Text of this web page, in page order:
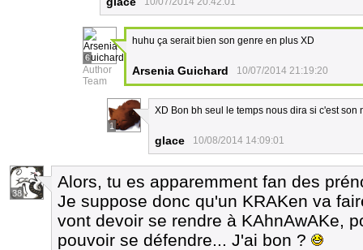
6
Author
Team
huhu ça serait bien son genre en plus XD
Arsenia Guichard 10/07/2014 21:19:20
1
XD Bon bh seul le temps nous dira si c'est son
glace 10/08/2014 14:09:01
38
Alors, tu es apparemment fan des
Je suppose donc qu'un KRAKen va
vont devoir se rendre à KAhnAwAKe,
pouvoir se défendre... J'ai bon ?